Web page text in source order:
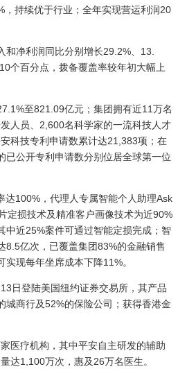
，持续优于行业；全年实现营运利润20
和净利润同比分别增长29.2%、13.
个百分点，拨备覆盖率较年初大幅上
至821.09亿元；集团拥有近11万名
人员、2,600名科学家的一流科技人才
科技专利申请数累计达21,383项；在
已公开专利申请数分别位居全球第一位
达100%，代理人专属智能个人助理Ask
定损技术及精准客户画像技术为近90%
中近25%案件可通过智能定损完成；智
8.5亿次，已覆盖集团83%的金融销售
现每年坐席成本下降11%。
日登陆美国纽约证券交易所，其产品
城商行及52%的保险公司；获得香港金
医疗机构，其中平安自主研发的辅助
达1,100万次，惠及26万名医生。